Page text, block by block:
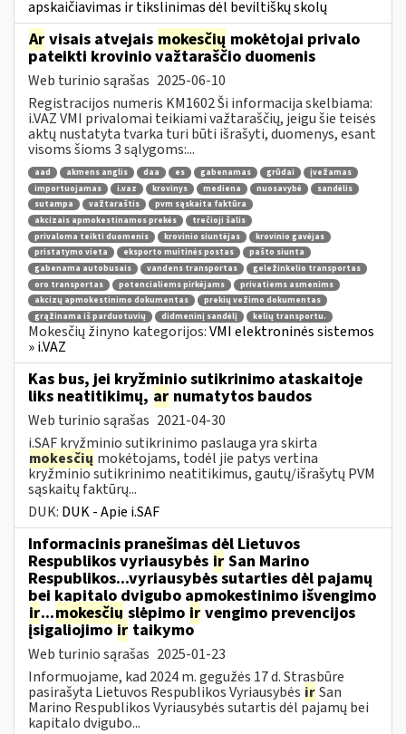
apskaičiavimas ir tikslinimas dėl beviltiškų skolų
Ar visais atvejais mokesčių mokėtojai privalo
pateikti krovinio važtaraščio duomenis
Web turinio sąrašas 2025-06-10
Registracijos numeris KM1602 Ši informacija skelbiama:
i.VAZ VMI privalomai teikiami važtaraščių, jeigu šie teisės
aktų nustatyta tvarka turi būti išrašyti, duomenys, esant
visoms šioms 3 sąlygoms:...
aad akmens anglis daa es gabenamas grūdai
įvežamas
importuojamas
i.vaz krovinys mediena nuosavybė
sandėlis
sutampa
važtaraštis
pvm sąskaita faktūra
akcizais apmokestinamos prekės
trečioji šalis
privaloma teikti duomenis
krovinio siuntėjas
krovinio gavėjas
pristatymo vieta
eksporto muitinės postas
pašto siunta
gabenama autobusais
vandens transportas
geležinkelio transportas
oro transportas
potencialiems pirkėjams
privatiems asmenims
akcizų apmokestinimo dokumentas
prekių vežimo dokumentas
grąžinama iš parduotuvių
didmeninį sandėlį kelių transportu.
Mokesčių žinyno kategorijos:VMI elektroninės sistemos
» i.VAZ
Kas bus, jei kryžminio sutikrinimo ataskaitoje
liks neatitikimų, ar numatytos baudos
Web turinio sąrašas 2021-04-30
i.SAF kryžminio sutikrinimo paslauga yra skirta
mokesčių mokėtojams, todėl jie patys vertina
kryžminio sutikrinimo neatitikimus, gautų/išrašytų PVM
sąskaitų faktūrų...
DUK: DUK - Apie i.SAF
Informacinis pranešimas dėl Lietuvos
Respublikos vyriausybės ir San Marino
Respublikos...vyriausybės sutarties dėl pajamų
bei kapitalo dvigubo apmokestinimo išvengimo
ir...mokesčių slėpimo ir vengimo prevencijos
įsigaliojimoir taikymo
Web turinio sąrašas 2025-01-23
Informuojame, kad 2024 m. gegužės 17 d. Strasbūre
pasirašyta Lietuvos Respublikos Vyriausybės irSan
Marino Respublikos Vyriausybės sutartis dėl pajamų bei
kapitalo dvigubo...